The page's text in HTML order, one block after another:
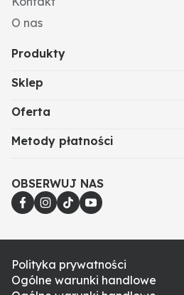
O nas
Produkty
Sklep
Oferta
Metody płatności
OBSERWUJ NAS
Polityka prywatności
Ogólne warunki handlowe